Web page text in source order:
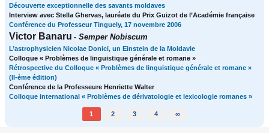
Découverte exceptionnelle des savants moldaves
Interview avec Stella Ghervas, lauréate du Prix Guizot de l’Académie française
Conférence du Professeur Tinguely, 17 novembre 2006
Victor Banaru - Semper Nobiscum
L’astrophysicien Nicolae Donici, un Einstein de la Moldavie
Colloque « Problèmes de linguistique générale et romane »
Rétrospective du Colloque « Problèmes de linguistique générale et romane »
(II-ème édition)
Conférence de la Professeure Henriette Walter
Colloque international « Problèmes de dérivatologie et lexicologie romanes »
1 2 3 4 ∞